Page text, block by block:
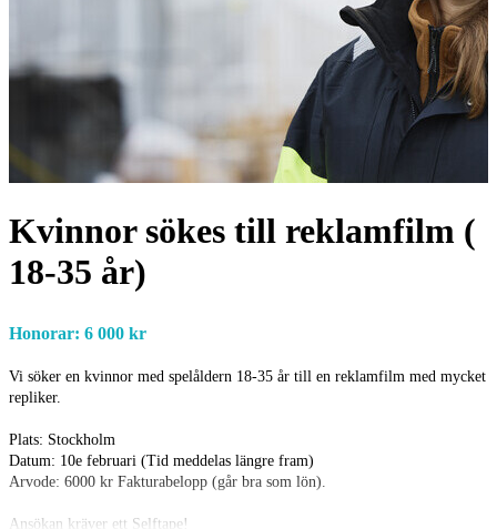
Kvinnor sökes till reklamfilm (
18-35 år)
Honorar: 6 000 kr
Vi söker en kvinnor med spelåldern 18-35 år till en reklamfilm med mycket
repliker.
Plats: Stockholm
Datum: 10e februari (Tid meddelas längre fram)
Arvode: 6000 kr Fakturabelopp (går bra som lön).
Ansökan kräver ett Selftape!